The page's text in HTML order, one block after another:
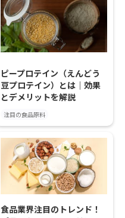
ピープロテイン（えんどう
豆プロテイン）とは｜効果
とデメリットを解説
注目の食品原料
食品業界注目のトレンド！